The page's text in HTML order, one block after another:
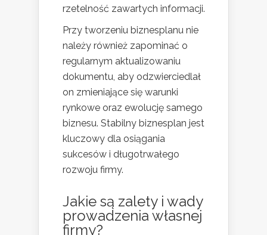
rzetelność zawartych informacji.
Przy tworzeniu biznesplanu nie
należy również zapominać o
regularnym aktualizowaniu
dokumentu, aby odzwierciedlał
on zmieniające się warunki
rynkowe oraz ewolucję samego
biznesu. Stabilny biznesplan jest
kluczowy dla osiągania
sukcesów i długotrwałego
rozwoju firmy.
Jakie są zalety i wady
prowadzenia własnej
firmy?